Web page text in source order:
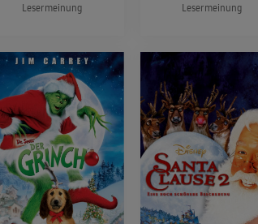
Lesermeinung Lesermeinung